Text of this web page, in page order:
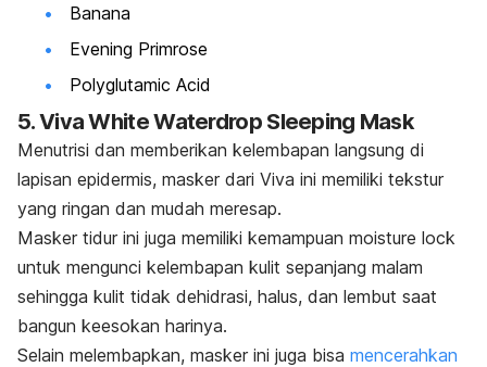
Banana
Evening Primrose
Polyglutamic Acid
5. Viva White Waterdrop Sleeping Mask
Menutrisi dan memberikan kelembapan langsung di
lapisan epidermis, masker dari Viva ini memiliki tekstur
yang ringan dan mudah meresap.
Masker tidur ini juga memiliki kemampuan moisture lock
untuk mengunci kelembapan kulit sepanjang malam
sehingga kulit tidak dehidrasi, halus, dan lembut saat
bangun keesokan harinya.
Selain melembapkan, masker ini juga bisa mencerahkan